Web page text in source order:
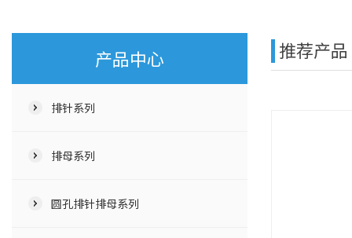
产品中心
排针系列
排母系列
圆孔排针排母系列
推荐产品